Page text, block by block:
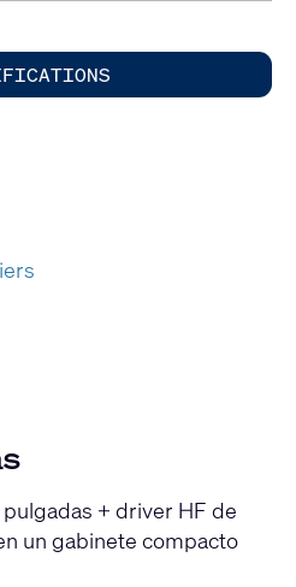
+ driver HF de
un gabinete compacto